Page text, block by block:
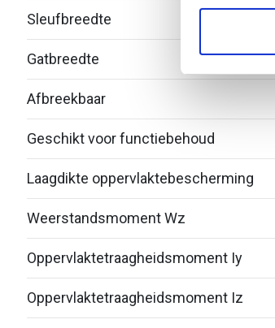
media,
Sleufbreedte
Gatbreedte
Afbreekbaar
Geschikt voor functiebehoud
Laagdikte oppervlaktebescherming
Weerstandsmoment Wz
Oppervlaktetraagheidsmoment Iy
Oppervlaktetraagheidsmoment Iz